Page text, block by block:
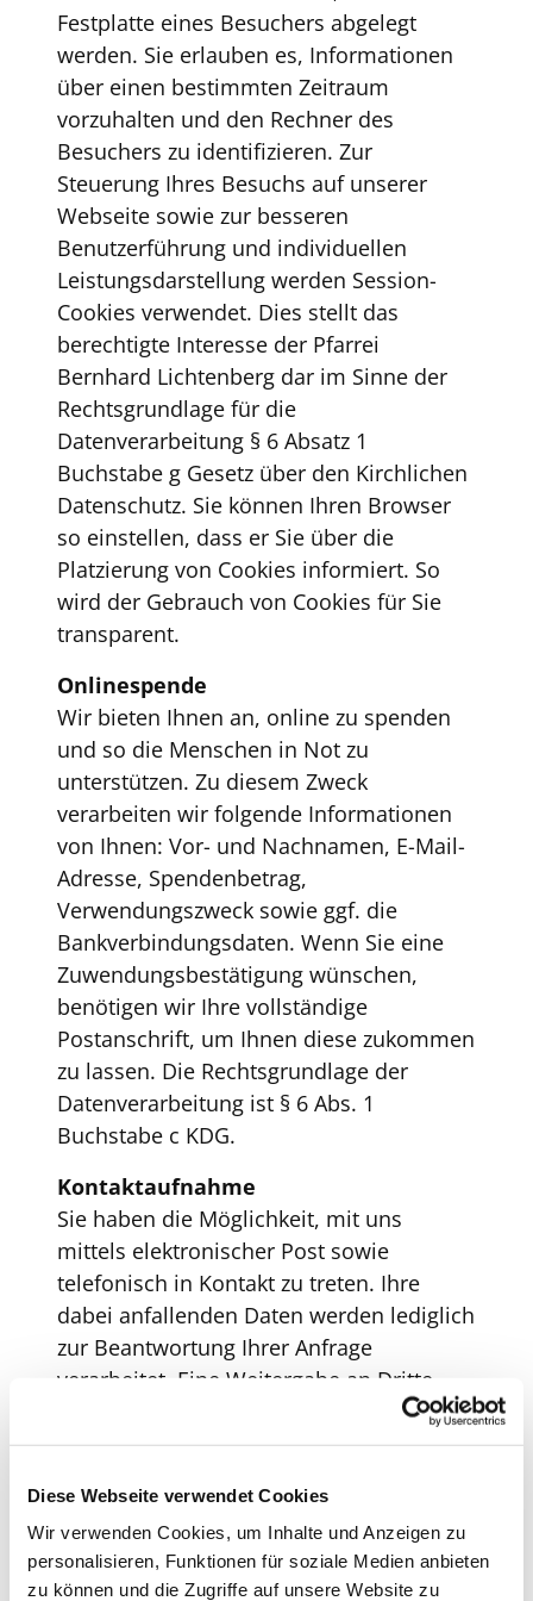
Diese Webseite verwendet Cookies
Wir verwenden Cookies, um Inhalte und Anzeigen zu
personalisieren, Funktionen für soziale Medien anbieten
zu können und die Zugriffe auf unsere Website zu
Festplatte eines Besuchers abgelegt
werden. Sie erlauben es, Informationen
über einen bestimmten Zeitraum
vorzuhalten und den Rechner des
Besuchers zu identifizieren. Zur
Steuerung Ihres Besuchs auf unserer
Webseite sowie zur besseren
Benutzerführung und individuellen
Leistungsdarstellung werden Session-
Cookies verwendet. Dies stellt das
berechtigte Interesse der Pfarrei
Bernhard Lichtenberg dar im Sinne der
Rechtsgrundlage für die
Datenverarbeitung § 6 Absatz 1
Buchstabe g Gesetz über den Kirchlichen
Datenschutz. Sie können Ihren Browser
so einstellen, dass er Sie über die
Platzierung von Cookies informiert. So
wird der Gebrauch von Cookies für Sie
transparent.
Onlinespende
Wir bieten Ihnen an, online zu spenden
und so die Menschen in Not zu
unterstützen. Zu diesem Zweck
verarbeiten wir folgende Informationen
von Ihnen: Vor- und Nachnamen, E-Mail-
Adresse, Spendenbetrag,
Verwendungszweck sowie ggf. die
Bankverbindungsdaten. Wenn Sie eine
Zuwendungsbestätigung wünschen,
benötigen wir Ihre vollständige
Postanschrift, um Ihnen diese zukommen
zu lassen. Die Rechtsgrundlage der
Datenverarbeitung ist § 6 Abs. 1
Buchstabe c KDG.
Kontaktaufnahme
Sie haben die Möglichkeit, mit uns
mittels elektronischer Post sowie
telefonisch in Kontakt zu treten. Ihre
dabei anfallenden Daten werden lediglich
zur Beantwortung Ihrer Anfrage
verarbeitet. Eine Weitergabe an Dritte
Bearbeitung Ihres Anliegens erforderlich
Ihrer dabei anfallenden Daten ist § 6
Absatz 1 Buchstabe g Gesetz über den
Kirchlichen Datenschutz. Die Pfarrei